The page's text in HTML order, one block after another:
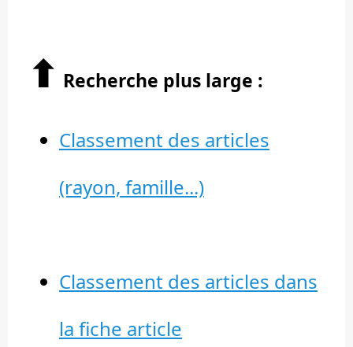
⬆︎ Recherche plus large :
Classement des articles
(rayon, famille...)
Classement des articles dans
la fiche article